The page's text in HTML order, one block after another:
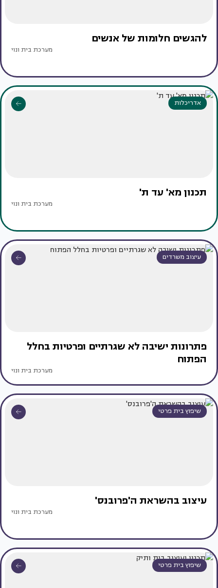
להגשים חלומות של אנשים
מערכת בית ונוי
אדריכלות
תכנון מא' עד ת'
מערכת בית ונוי
עיצוב משרדים
פתרונות ישיבה לא שגרתיים ופרטיות בחלל
הפתוח
מערכת בית ונוי
שיפוץ בית פרטי
עיצוב בהשראת ה'פרובנס'
מערכת בית ונוי
שיפוץ בית פרטי